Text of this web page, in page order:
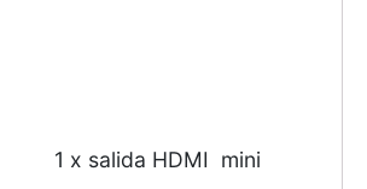
1 x salida HDMI mini